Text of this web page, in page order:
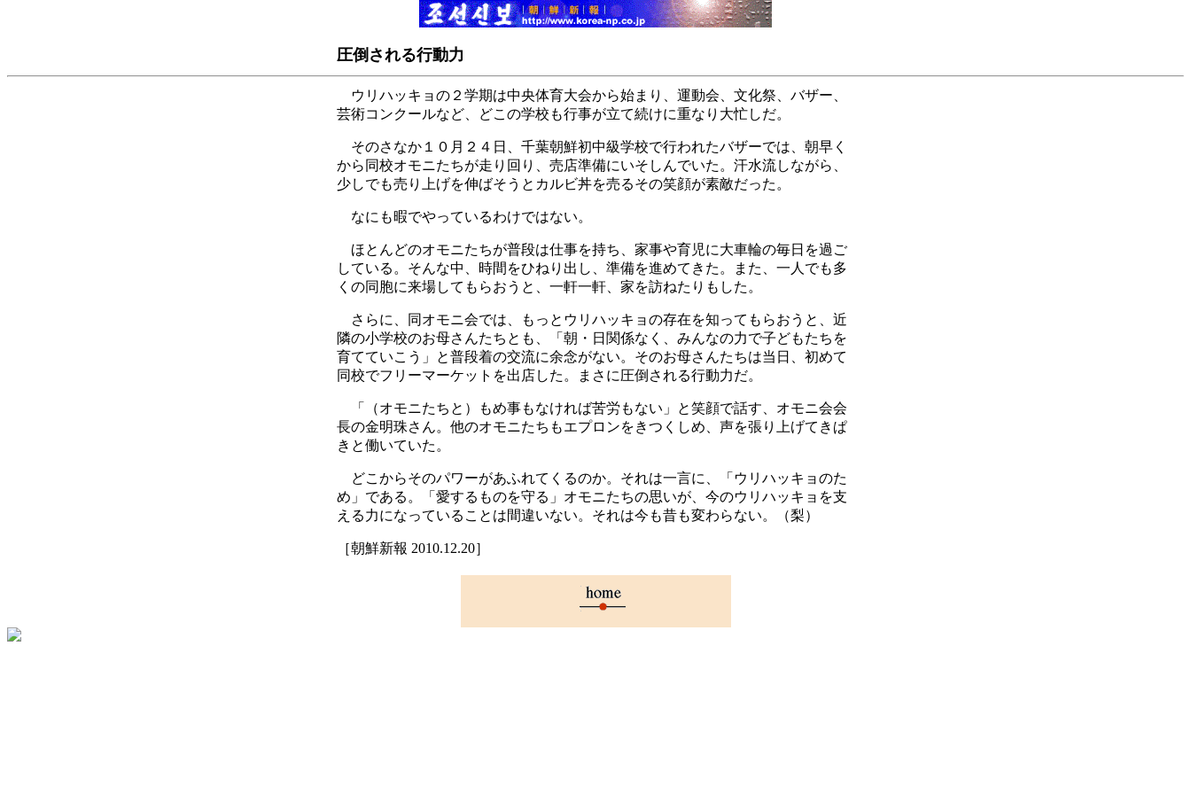
圧倒される行動力
ウリハッキョの２学期は中央体育大会から始まり、運動会、文化祭、バザー、
芸術コンクールなど、どこの学校も行事が立て続けに重なり大忙しだ。
そのさなか１０月２４日、千葉朝鮮初中級学校で行われたバザーでは、朝早く
から同校オモニたちが走り回り、売店準備にいそしんでいた。汗水流しながら、
少しでも売り上げを伸ばそうとカルビ丼を売るその笑顔が素敵だった。
なにも暇でやっているわけではない。
ほとんどのオモニたちが普段は仕事を持ち、家事や育児に大車輪の毎日を過ご
している。そんな中、時間をひねり出し、準備を進めてきた。また、一人でも多
くの同胞に来場してもらおうと、一軒一軒、家を訪ねたりもした。
さらに、同オモニ会では、もっとウリハッキョの存在を知ってもらおうと、近
隣の小学校のお母さんたちとも、「朝・日関係なく、みんなの力で子どもたちを
育てていこう」と普段着の交流に余念がない。そのお母さんたちは当日、初めて
同校でフリーマーケットを出店した。まさに圧倒される行動力だ。
「（オモニたちと）もめ事もなければ苦労もない」と笑顔で話す、オモニ会会
長の金明珠さん。他のオモニたちもエプロンをきつくしめ、声を張り上げてきぱ
きと働いていた。
どこからそのパワーがあふれてくるのか。それは一言に、「ウリハッキョのた
め」である。「愛するものを守る」オモニたちの思いが、今のウリハッキョを支
える力になっていることは間違いない。それは今も昔も変わらない。（梨）
［朝鮮新報 2010.12.20］